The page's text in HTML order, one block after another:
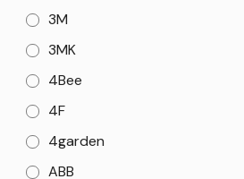
3M
3MK
4Bee
4F
4garden
ABB